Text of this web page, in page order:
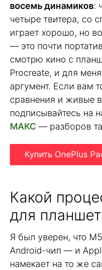
восемь динамиков:
четыре твитера, со
играет хорошо, но
— это почти
смотрю кино с
Procreate, и для
аргумент. Если вам
сравнения и живые
подписывайтесь на
МАКС — разборов
Купить OnePlus
Какой
для
Я был уверен, что
Android-чип — и
намекает на то же